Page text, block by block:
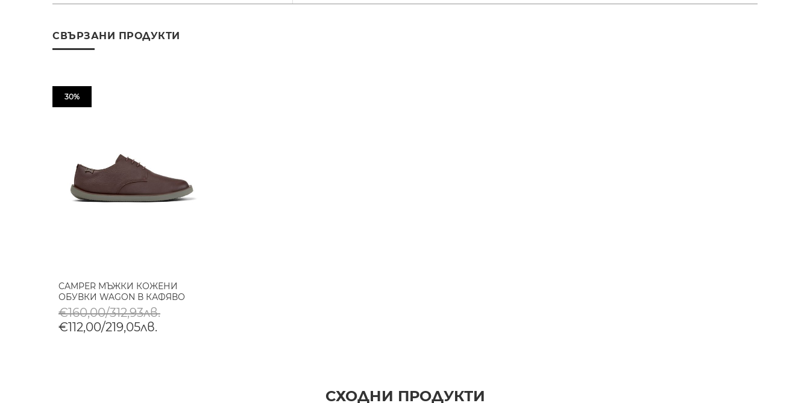
СВЪРЗАНИ ПРОДУКТИ
30%
CAMPER МЪЖКИ КОЖЕНИ
ОБУВКИ WAGON В КАФЯВО
€160,00/312,93лв.
€112,00/219,05лв.
СХОДНИ ПРОДУКТИ